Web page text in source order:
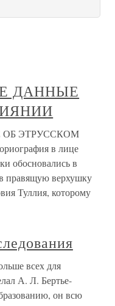
ДАННЫЕ
ЭТРУССКОМ
в лице
обосновались в
правящую верхушку
Туллия, которому
всех для
А. Л. Бертье-
он всю